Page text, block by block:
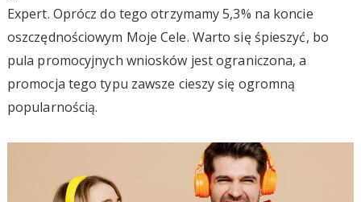
Expert. Oprócz do tego otrzymamy 5,3% na koncie
oszczędnościowym Moje Cele. Warto się śpieszyć, bo
pula promocyjnych wniosków jest ograniczona, a
promocja tego typu zawsze cieszy się ogromną
popularnością.